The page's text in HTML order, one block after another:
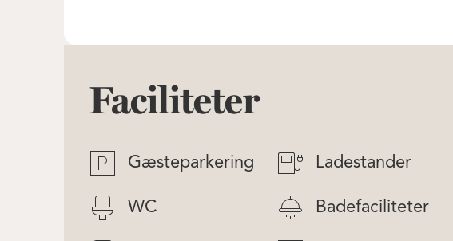
Faciliteter
Gæsteparkering Ladestander
WC Badefaciliteter